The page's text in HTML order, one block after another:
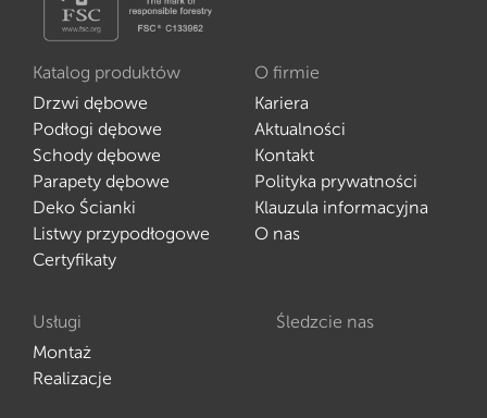
Katalog produktów
Drzwi dębowe
Podłogi dębowe
Schody dębowe
Parapety dębowe
Deko Ścianki
Listwy przypodłogowe
Certyfikaty
O firmie
Kariera
Aktualności
Kontakt
Polityka prywatności
Klauzula informacyjna
O nas
Usługi
Montaż
Realizacje
Śledzcie nas